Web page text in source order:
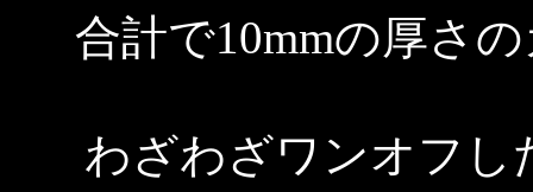
合計で10mmの厚さ
わざわざワンオフし